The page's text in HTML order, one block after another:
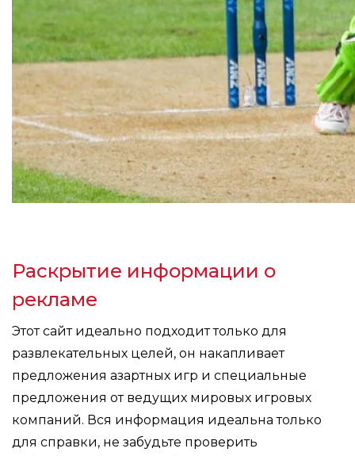
Раскрытие информации о
рекламе
Этот сайт идеально подходит только для
развлекательных целей, он накапливает
предложения азартных игр и специальные
предложения от ведущих мировых игровых
компаний. Вся информация идеальна только
для справки, не забудьте проверить